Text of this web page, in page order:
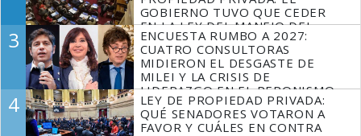
GOBIERNO TUVO QUE CEDER
EN LA LEY DEL MANEJO DEL
FUEGO
3
ENCUESTA RUMBO A 2027:
CUATRO CONSULTORAS
MIDIERON EL DESGASTE DE
MILEI Y LA CRISIS DE
LIDERAZGO EN EL PERONISMO
4
LEY DE PROPIEDAD PRIVADA:
QUÉ SENADORES VOTARON A
FAVOR Y CUÁLES EN CONTRA